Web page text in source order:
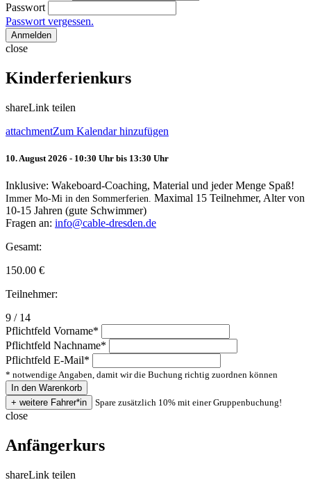
Passwort
Passwort vergessen.
Anmelden
close
Kinderferienkurs
shareLink teilen
attachmentZum Kalendar hinzufügen
10. August 2026 - 10:30 Uhr bis 13:30 Uhr
Inklusive: Wakeboard-Coaching, Material und jeder Menge Spaß!
Immer Mo-Mi in den Sommerferien. Maximal 15 Teilnehmer, Alter von
10-15 Jahren (gute Schwimmer)
Fragen an: info@cable-dresden.de
Gesamt:
150.00 €
Teilnehmer:
9 / 14
Pflichtfeld Vorname*
Pflichtfeld Nachname*
Pflichtfeld E-Mail*
* notwendige Angaben, damit wir die Buchung richtig zuordnen können
Spare zusätzlich 10% mit einer Gruppenbuchung!
close
Anfängerkurs
shareLink teilen